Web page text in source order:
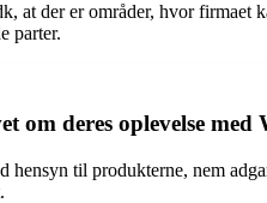
at der er områder, hvor
parter.
om deres oplevelse
til produkterne, nem